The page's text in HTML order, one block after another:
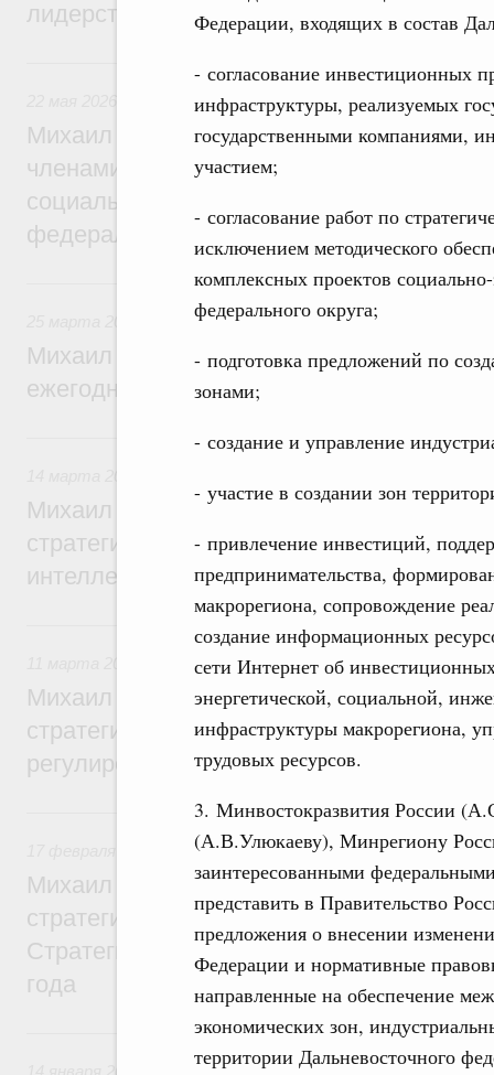
Федерации, входящих в состав
- согласование инвестиционных
инфраструктуры, реализуемых
государственными компаниями,
участием;
- согласование работ по
исключением методического
комплексных проектов
федерального округа;
- подготовка предложений по
зонами;
- создание и управление
- участие в создании зон
- привлечение инвестиций,
предпринимательства,
макрорегиона, сопровождение
создание информационных
сети Интернет об
энергетической, социальной,
инфраструктуры макрорегиона,
трудовых ресурсов.
3. Минвостокразвития России
(А.В.Улюкаеву), Минрегиону
заинтересованными
представить в Правительство
предложения о внесении
Федерации и нормативные
направленные на обеспечение
экономических зон,
территории Дальневосточного
лидерства
Развитие Северного Кавказа
Михаил Мишустин дал поручения по
членами Правительственной комиссии
социально-экономического развития
федерального округа
25 марта, среда
Отчёты Правительства
Михаил Мишустин утвердил поручения
ежегодного отчёта Правительства в
14 марта, суббота
Михаил Мишустин дал поручения по
стратегической сессии, посвящённой
интеллектуальной собственности до
11 марта, среда
Регулирование в сфере торговли. Защита
Михаил Мишустин дал поручения по
стратегической сессии, посвящённой
регулирования платформенной
17 февраля, вторник
Регулирование в сфере строительства
Михаил Мишустин дал поручения по
стратегической сессии, посвящённой
Стратегии развития строительной
года
14 января, среда
Общие вопросы развития ДФО